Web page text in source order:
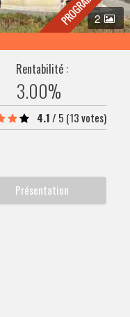
2
Rentabilité :
3.00%
4.1/ 5 (13 votes)
Présentation